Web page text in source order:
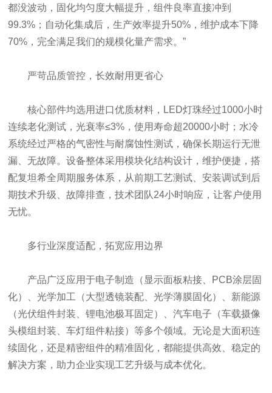
都没波动，固化均匀度大幅提升，组件良率直接冲到
99.3%；自动化集成后，生产效率提升50%，维护成本下降
70%，完全满足我们的规模化量产需求。”
严苛品质管控，长效耐用更省心
核心部件均选用进口优质材料，LED灯珠经过1000小时
连续老化测试，光衰率≤3%，使用寿命超20000小时；水冷
系统经过严格的气密性与耐腐蚀性测试，确保长期运行无泄
漏、无故障。设备整体采用模块化结构设计，维护便捷，搭
配复坦希全周期服务体系，从前期工艺测试、安装调试到后
期技术升级、故障排查，技术团队24小时响应，让客户使用
无忧。
多行业深度适配，拓宽应用边界
产品广泛应用于电子制造（显示面板粘接、PCB涂层固
化）、光学加工（大型透镜装配、光学薄膜固化）、新能源
（光伏组件封装、锂电池极耳固定）、汽车电子（车载摄像
头模组封装、车灯组件粘接）等多个领域。无论是大面积连
续固化，还是精密组件的精准固化，都能提供高效、稳定的
解决方案，助力企业实现工艺升级与成本优化。